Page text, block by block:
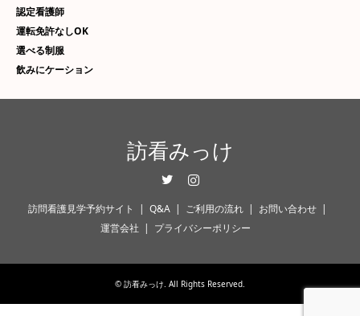
認定看護師
運転免許なしOK
選べる制服
飲みにケーション
訪看みっけ
訪問看護見学予約サイト Q&A ご利用の流れ
お問い合わせ
運営会社
プライバシーポリシー
© 訪看みっけ. All Rights Reserved.